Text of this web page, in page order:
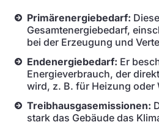
Primärenergiebedarf:
Gesamtenergiebedarf,
bei der Erzeugung und
Endenergiebedarf: Er
Energieverbrauch, der
wird, z. B. für Heizung oder
Treibhausgasemissionen:
stark das Gebäude das